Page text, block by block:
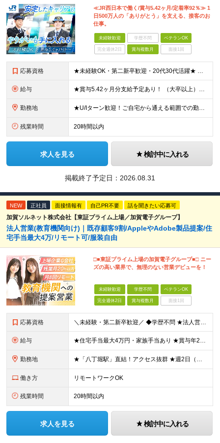
≪JR西日本で働く/賞与5.42ヶ月/定着率92％≫ 1
日500万人の「ありがとう」を支える、接客のお
仕事。
未経験歓迎 学歴不問 ベテランOK
完全週休2日 賞与複数月 面接1回
応募資格 ★未経験OK・第二新卒歓迎・20代30代活躍★ ☆高卒以上 ☆社会人経験（就労経験）がある方 業界・ポジション・年数は不問です！ 「誰もが知る大手企業で働きたい」 「1人より、チームで仕事がした
給与 ★賞与5.42ヶ月分支給予定あり！ （大卒以上）月給24万1,692円～39万5,780円＋各種手当＋賞与2回 （高卒以上）月給22万2,662円～39万5,780円＋各種手当＋賞与2回 ※上記は
勤務地 ★U/Iターン歓迎！ご自宅から通える範囲での勤務となります ★JR西日本本社（大阪市北区）または、当社事業エリア内（北陸から北九州まで）の各支社で勤務 ※関西に本社あり※ 〈近畿エリア〉 三重県（
残業時間 20時間以内
求人を見る 検討中に入れる
掲載終了予定日： 2026.08.31
NEW 正社員 面接情報有 自己PR不要 話を聞きたい応募可
加賀ソルネット株式会社【東証プライム上場／加賀電子グループ】
法人営業(教育機関向け)｜既存顧客9割/AppleやAdobe製品提案/住
宅手当最大4万/リモート可/服装自由
□■東証プライム上場の加賀電子グループ■□ ニー
ズの高い業界で、無理のない営業デビューを！
未経験歓迎 学歴不問 ベテランOK
完全週休2日 賞与複数月 面接1回
応募資格 ＼未経験・第二新卒歓迎／ ◆学歴不問 ★法人営業未経験、IT業界未経験の方が多数活躍しています！ 「安定した環境で長く働きたい」 「過度なノルマから解放されたい」 「プライベートの時間も大切にしたい
給与 ★住宅手当最大4万円・家族手当あり ★賞与年2回（業績次第では決算賞与支給あり） 【想定年収400万円～】 ◆月給245,500円～347,200円（一律手当を含む）＋各種手当＋賞与年2回（業績次第
勤務地 ★「八丁堀駅」直結！アクセス抜群 ★週2日（月8日迄）リモート・在宅ワーク可※試用期間終了後 ★直行直帰OK・帰社義務なし 本社：東京都中央区八丁堀3-27-10 八丁堀プラザビル 9F ※担当す
働き方 リモートワークOK
残業時間 20時間以内
求人を見る 検討中に入れる